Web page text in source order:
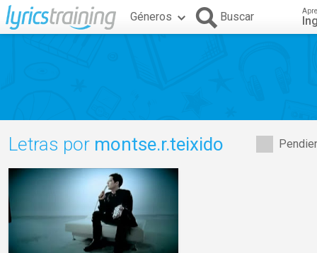
Géneros Buscar
Letras por montse.r.teixido